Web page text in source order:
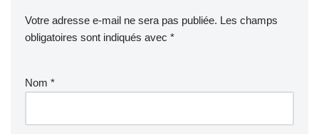
Votre adresse e-mail ne sera pas publiée. Les champs
obligatoires sont indiqués avec *
Nom *